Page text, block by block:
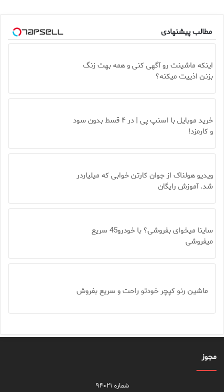
مطالب پیشنهادی
اینکه ماشینت رو آگهی کنی و همه بهت زنگ
بزنن اذییت میکنه؟
Image failed to load
خرید موبایل با اسنپ پی | در ۴ قسط بدون سود
و کارمزد!
Image failed to load
ویدیو هولناک از جوان کارتن خوابی که میلیاردر
شد. آموزش رایگان
Image failed to load
ساینا میخوای بفروشی؟ با خودرو45 سریع
میفروشی
Image failed to load
ماشین رنو کپچر خودتو راحت و سریع بفروش
Image failed to load
مجوز
شماره ۹۴۰۲۱